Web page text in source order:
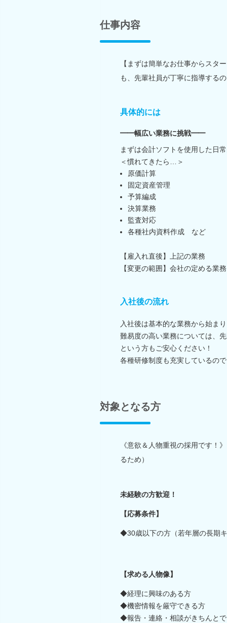
仕事内容
【まずは簡単なお仕事からスタ
も、先輩社員が丁寧に指導する
具体的には
━━幅広い業務に挑戦━━
まずは会計ソフトを使用した日
＜慣れてきたら…＞
原価計算
固定資産管理
予算編成
決算業務
監査対応
各種社内資料作成 など
【雇入れ直後】上記の業務
【変更の範囲】会社の定める業務
入社後の流れ
入社後は基本的な業務から始ま
難易度の高い業務については、
という方もご安心ください！
各種研修制度も充実しているの
対象となる方
《意欲＆人物重視の採用です！
るため）
未経験の方歓迎！
【応募条件】
◆30歳以下の方（若年層の長期
【求める人物像】
◆経理に興味のある方
◆機密情報を厳守できる方
◆報告・連絡・相談がきちんと